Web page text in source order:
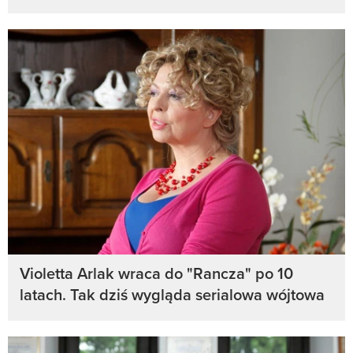
Violetta Arlak wraca do "Rancza" po 10
latach. Tak dziś wygląda serialowa wójtowa